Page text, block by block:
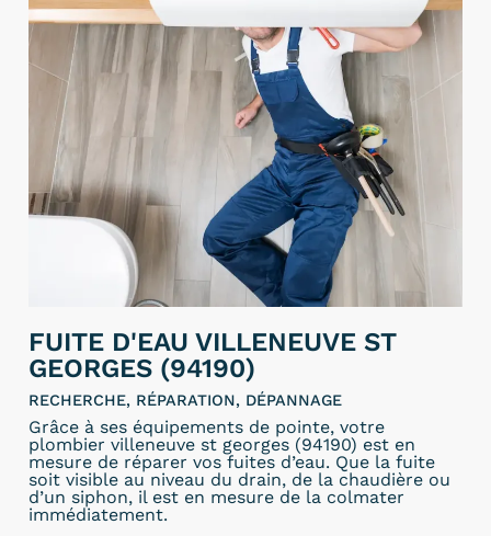
FUITE D'EAU VILLENEUVE ST
GEORGES (94190)
RECHERCHE, RÉPARATION, DÉPANNAGE
Grâce à ses équipements de pointe, votre
plombier villeneuve st georges (94190) est en
mesure de réparer vos fuites d’eau. Que la fuite
soit visible au niveau du drain, de la chaudière ou
d’un siphon, il est en mesure de la colmater
immédiatement.